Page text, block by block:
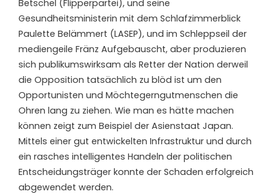
Betschel (Flipperpartei), und seine
Gesundheitsministerin mit dem Schlafzimmerblick
Paulette Belämmert (LASEP), und im Schleppseil der
mediengeile Fränz Aufgebauscht, aber produzieren
sich publikumswirksam als Retter der Nation derweil
die Opposition tatsächlich zu blöd ist um den
Opportunisten und Möchtegerngutmenschen die
Ohren lang zu ziehen. Wie man es hätte machen
können zeigt zum Beispiel der Asienstaat Japan.
Mittels einer gut entwickelten Infrastruktur und durch
ein rasches intelligentes Handeln der politischen
Entscheidungsträger konnte der Schaden erfolgreich
abgewendet werden.